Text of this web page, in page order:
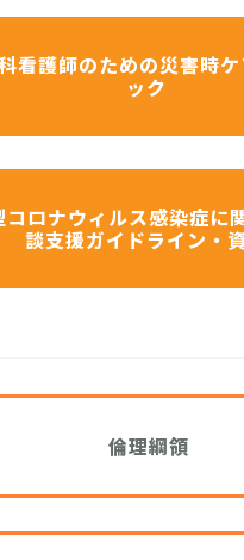
看護師のための災害時
ック
コロナウィルス感染症に
談支援ガイドライン・
倫理綱領